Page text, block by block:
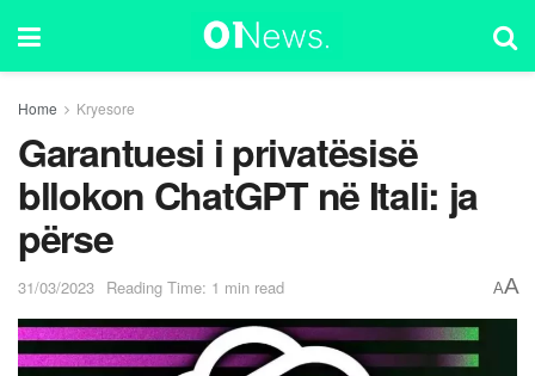
Home Kryesore
Garantuesi i privatësisë
bllokon ChatGPT në Itali: ja
përse
31/03/2023 Reading Time: 1 min read AA